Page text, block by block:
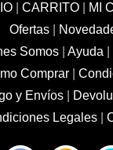
| CARRITO|
MI
Ofertas|
Somos| Ayuda
Comprar|
y Envíos|
Legales